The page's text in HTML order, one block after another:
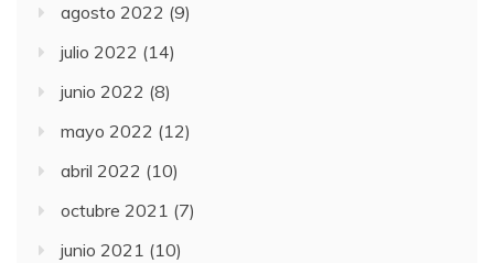
agosto 2022 (9)
julio 2022 (14)
junio 2022 (8)
mayo 2022 (12)
abril 2022 (10)
octubre 2021 (7)
junio 2021 (10)